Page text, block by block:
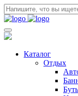
Каталог
Отдых